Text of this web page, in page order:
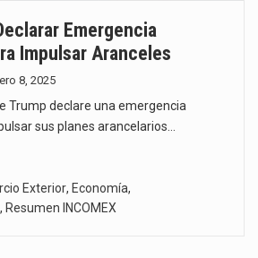
Emergencia
Impulsar Aranceles
8, 2025
Trump declare una emergencia
sus planes arancelarios…
Exterior, Economía,
, Resumen INCOMEX